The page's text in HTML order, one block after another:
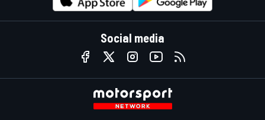
Social media